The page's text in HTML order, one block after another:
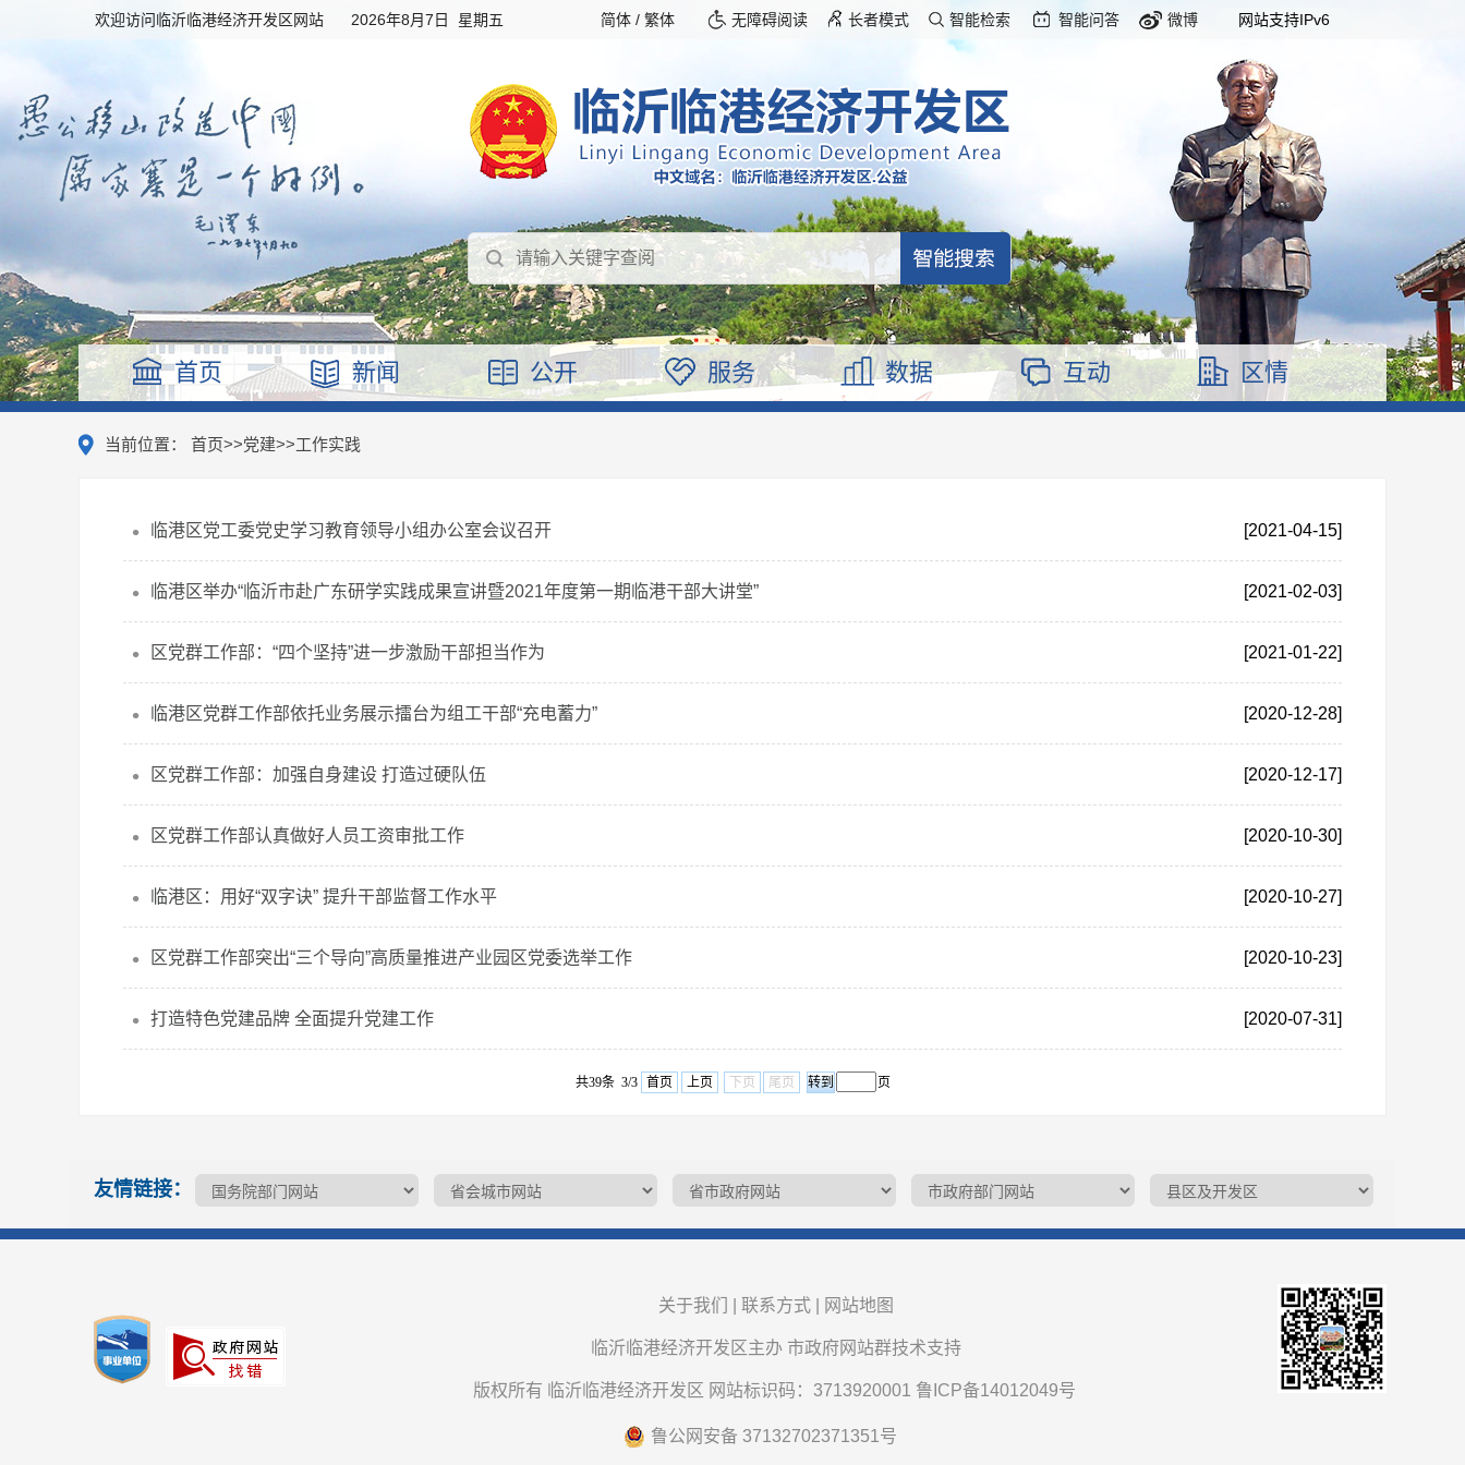
欢迎访问临沂临港经济开发区网站 2026年8月7日 星期五 无障碍阅读 长者模式 智能检索 智能问答 微博 网站支持IPv6
简体 / 繁体
首页 新闻 公开 服务 数据 互动 区情
当前位置： 首页>>党建>>工作实践
临港区党工委党史学习教育领导小组办公室会议召开 [2021-04-15]
临港区举办“临沂市赴广东研学实践成果宣讲暨2021年度第一期临港干部大讲堂” [2021-02-03]
区党群工作部：“四个坚持”进一步激励干部担当作为 [2021-01-22]
临港区党群工作部依托业务展示擂台为组工干部“充电蓄力” [2020-12-28]
区党群工作部：加强自身建设 打造过硬队伍 [2020-12-17]
区党群工作部认真做好人员工资审批工作 [2020-10-30]
临港区：用好“双字诀” 提升干部监督工作水平 [2020-10-27]
区党群工作部突出“三个导向”高质量推进产业园区党委选举工作 [2020-10-23]
打造特色党建品牌 全面提升党建工作 [2020-07-31]
共39条 3/3 首页 上页 下页 尾页 页
友情链接：
关于我们 联系方式 网站地图
临沂临港经济开发区主办 市政府网站群技术支持
版权所有 临沂临港经济开发区 网站标识码：3713920001 鲁ICP备14012049号
鲁公网安备 37132702371351号